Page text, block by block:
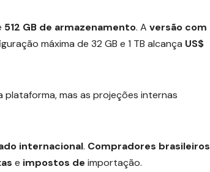
512 GB de armazenamento. A versão com
máxima de 32 GB e 1 TB alcança US$
mas as projeções internas
internacional. Compradores brasileiros
e impostos de importação.